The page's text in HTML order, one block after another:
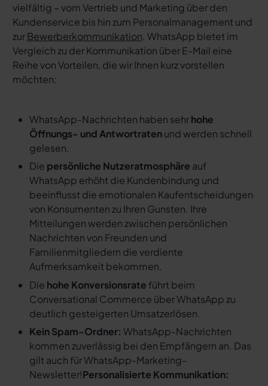
vielfältig – vom Vertrieb und Marketing über den
Kundenservice bis hin zum Personalmanagement und
zurBewerberkommunikation. WhatsApp bietet im
Vergleich zu der Kommunikation über E-Mail eine
Reihe von Vorteilen, die wir Ihnen kurz vorstellen
möchten:
WhatsApp-Nachrichten haben sehrhohe
Öffnungs- und Antwortratenund werden schnell
gelesen.
Die persönliche Nutzeratmosphäre auf
WhatsApp erhöht die Kundenbindung und
beeinflusst die emotionalen Kaufentscheidungen
von Konsumenten zu Ihren Gunsten. Ihre
Mitteilungen werden zwischen persönlichen
Nachrichten von Freunden und
Familienmitgliedern die verdiente
Aufmerksamkeit bekommen.
Die hohe Konversionsrate führt beim
Conversational Commerce über WhatsApp zu
deutlich gesteigerten Umsatzerlösen.
Kein Spam-Ordner: WhatsApp-Nachrichten
kommen zuverlässig bei den Empfängern an. Das
gilt auch für WhatsApp-Marketing-
Newsletter!Personalisierte Kommunikation: